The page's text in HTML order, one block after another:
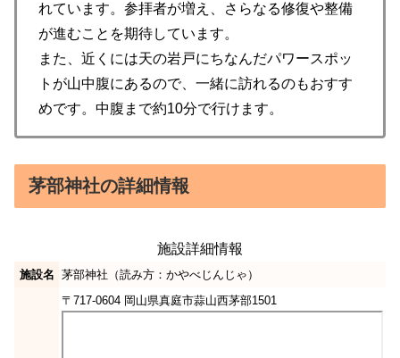
れています。参拝者が増え、さらなる修復や整備
が進むことを期待しています。
また、近くには天の岩戸にちなんだパワースポッ
トが山中腹にあるので、一緒に訪れるのもおすす
めです。中腹まで約10分で行けます。
茅部神社の詳細情報
施設詳細情報
施設名 茅部神社（読み方：かやべじんじゃ）
〒717-0604 岡山県真庭市蒜山西茅部1501